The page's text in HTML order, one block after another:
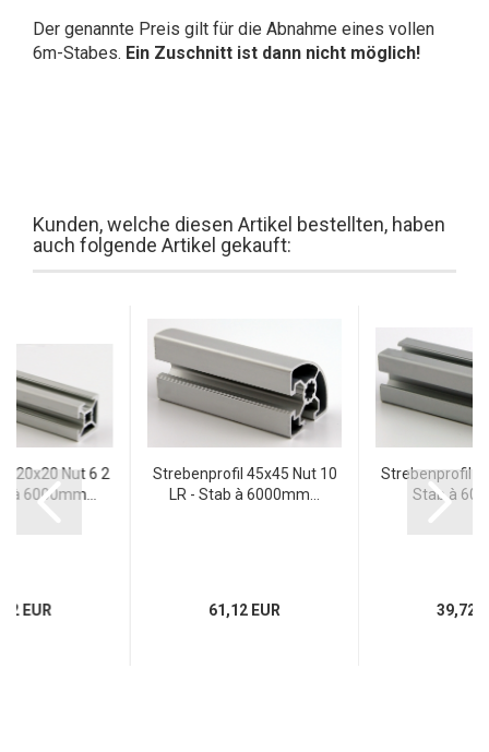
Der genannte Preis gilt für die Abnahme eines vollen
6m-Stabes. Ein Zuschnitt ist dann nicht möglich!
Kunden, welche diesen Artikel bestellten, haben
auch folgende Artikel gekauft:
20x20 Nut 6 2
à 6000mm...
EUR
Strebenprofil 45x45 Nut 10
LR - Stab à 6000mm...
61,12 EUR
Strebenprofil
Stab à
39,72